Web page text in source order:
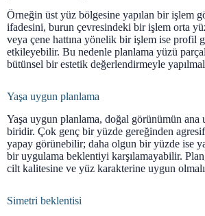
Örneğin üst yüz bölgesine yapılan bir işlem
ifadesini, burun çevresindeki bir işlem orta
veya çene hattına yönelik bir işlem ise profil
etkileyebilir. Bu nedenle planlama yüzü
bütünsel bir estetik değerlendirmeyle
Yaşa uygun planlama
Yaşa uygun planlama, doğal görünümün ana
biridir. Çok genç bir yüzde gereğinden
yapay görünebilir; daha olgun bir yüzde ise
bir uygulama beklentiyi karşılamayabilir.
cilt kalitesine ve yüz karakterine uygun
Simetri beklentisi